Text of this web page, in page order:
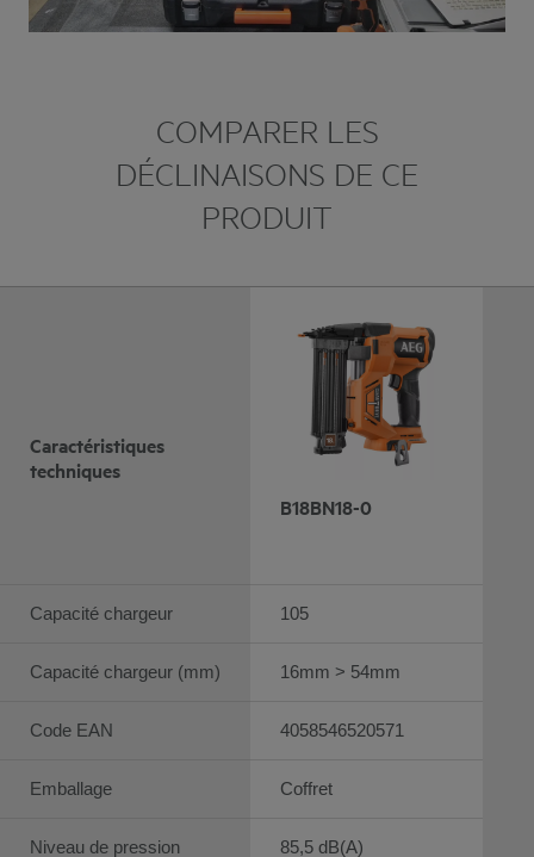
COMPARER LES
DÉCLINAISONS DE CE
PRODUIT
Caractéristiques
techniques
Capacité chargeur
Capacité chargeur (mm)
Code EAN
Emballage
Niveau de pression
B18BN18-0
105
16mm > 54mm
4058546520571
Coffret
85,5 dB(A)